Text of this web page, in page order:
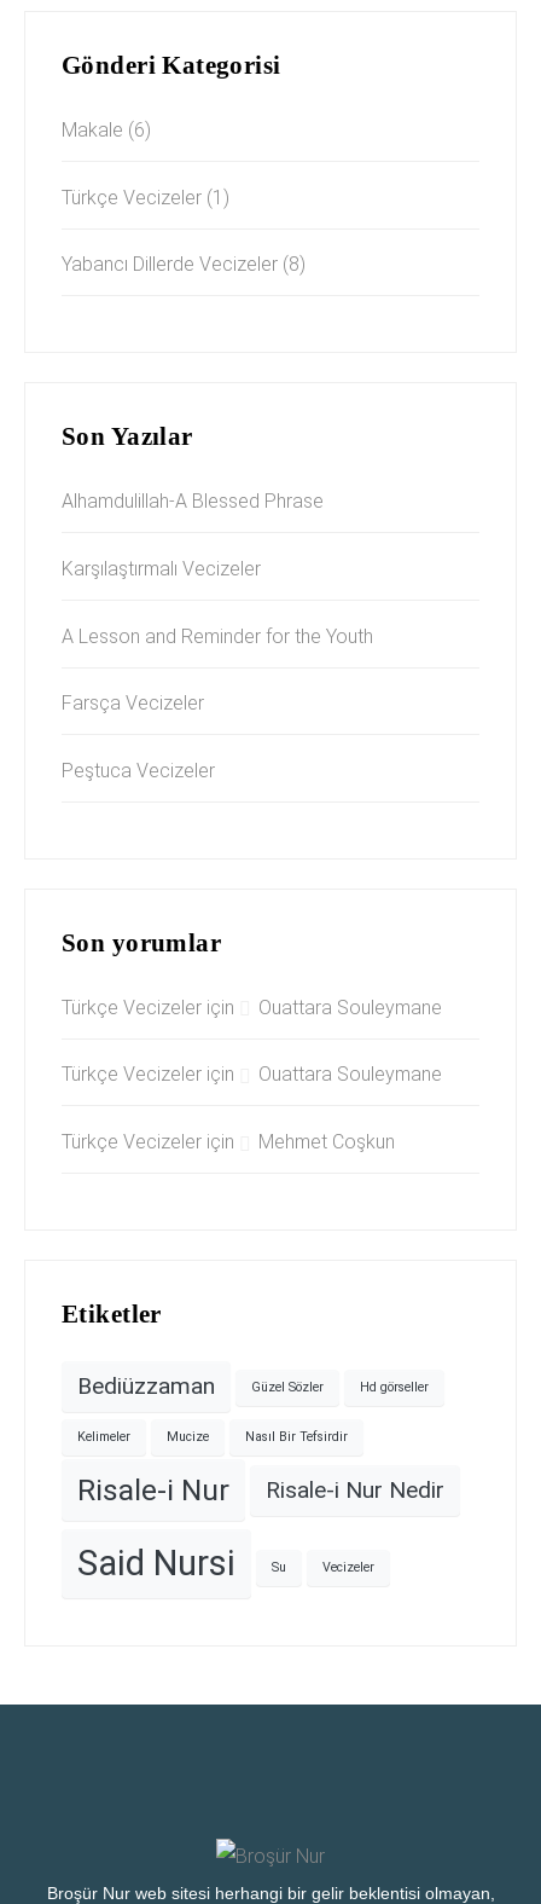
Gönderi Kategorisi
Makale (6)
Türkçe Vecizeler (1)
Yabancı Dillerde Vecizeler (8)
Son Yazılar
Alhamdulillah-A Blessed Phrase
Karşılaştırmalı Vecizeler
A Lesson and Reminder for the Youth
Farsça Vecizeler
Peştuca Vecizeler
Son yorumlar
Türkçe Vecizeler için Ouattara Souleymane
Türkçe Vecizeler için Ouattara Souleymane
Türkçe Vecizeler için Mehmet Coşkun
Etiketler
Bediüzzaman Güzel Sözler Hd görseller
Kelimeler​ Mucize Nasıl Bir Tefsirdir
Risale-i Nur Risale-i Nur Nedir
Said Nursi Su Vecizeler
Broşür Nur web sitesi herhangi bir gelir beklentisi olmayan,